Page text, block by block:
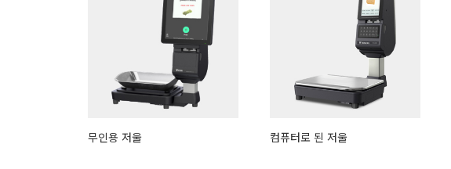
무인용 저울 컴퓨터로 된 저울